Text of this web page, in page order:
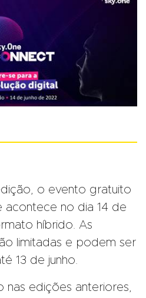
o evento gratuito
acontece no dia 14 de
híbrido. As
limitadas e podem ser
13 de junho.
nas edições anteriores,